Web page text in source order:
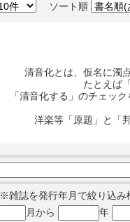
ソート順
清音化とは、仮名に濁
たとえば
「清音化する」のチェッ
洋楽等「原題」と「
※雑誌を発行年月で絞り込み
月から 年